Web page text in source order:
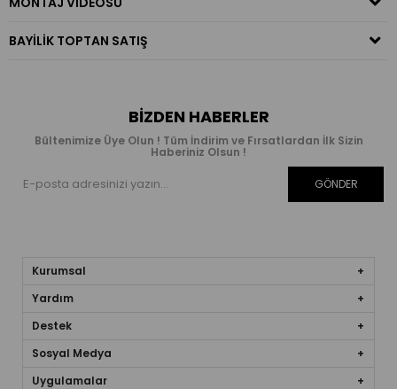
BAYILIK TOPTAN SATIŞ
BIZDEN HABERLER
Bültenimize Üye Olun ! Tüm İndirim ve Fırsatlardan İlk Sizin
Haberiniz Olsun !
GÖNDER
Kurumsal
Yardım
Destek
Sosyal Medya
Uygulamalar